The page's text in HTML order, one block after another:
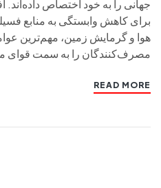
جهانی را به خود اختصاص
برای کاهش وابستگی به منابع
هوا و گرمایش زمین، مهم‌ترین
مصرف‌کنندگان را به سمت قوای
READ MORE